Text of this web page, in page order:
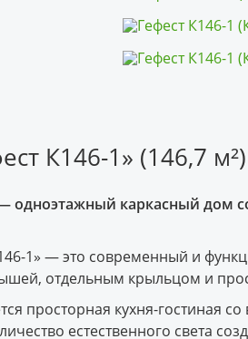
К146-1» (146,7
одноэтажный каркасный дом
1» — это современный и
отдельным крыльцом и
просторная кухня-гостиная
естественного света